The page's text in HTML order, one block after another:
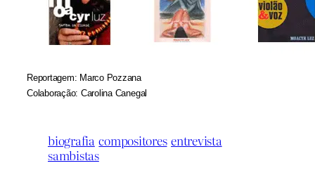
Reportagem: Marco Pozzana
Colaboração: Carolina Canegal
biografia compositores entrevista
sambistas